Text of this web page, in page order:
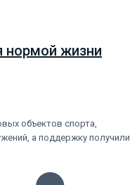
нормой жизни
объектов спорта,
а поддержку получили